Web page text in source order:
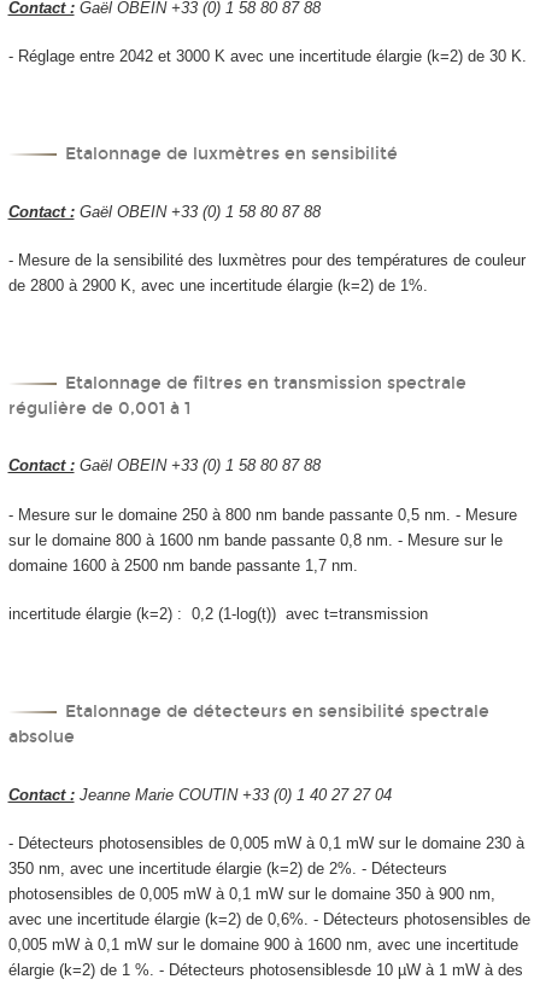
Contact :Gaël OBEIN +33 (0) 1 58 80 87 88
- Réglage entre 2042 et 3000 K avec une incertitude élargie (k=2) de 30 K.
Etalonnage de luxmètres en sensibilité
Contact :Gaël OBEIN +33 (0) 1 58 80 87 88
- Mesure de la sensibilité des luxmètres pour des températures de couleur
de 2800 à 2900 K, avec une incertitude élargie (k=2) de 1%.
Etalonnage de filtres en transmission spectrale
régulière de 0,001 à 1
Contact :Gaël OBEIN +33 (0) 1 58 80 87 88
- Mesure sur le domaine 250 à 800 nm bande passante 0,5 nm. - Mesure
sur le domaine 800 à 1600 nm bande passante 0,8 nm. - Mesure sur le
domaine 1600 à 2500 nm bande passante 1,7 nm.
incertitude élargie (k=2) : 0,2 (1-log(t)) avec t=transmission
Etalonnage de détecteurs en sensibilité spectrale
absolue
Contact :Jeanne Marie COUTIN +33 (0) 1 40 27 27 04
- Détecteurs photosensibles de 0,005 mW à 0,1 mW sur le domaine 230 à
350 nm, avec une incertitude élargie (k=2) de 2%. - Détecteurs
photosensibles de 0,005 mW à 0,1 mW sur le domaine 350 à 900 nm,
avec une incertitude élargie (k=2) de 0,6%. - Détecteurs photosensibles de
0,005 mW à 0,1 mW sur le domaine 900 à 1600 nm, avec une incertitude
élargie (k=2) de 1 %. - Détecteurs photosensiblesde 10 µW à 1 mW à des